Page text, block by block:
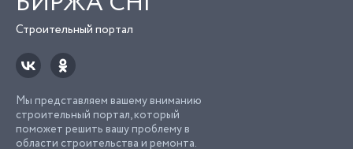
Строительный портал
Мы представляем вашему вниманию
строительный портал, который
поможет решить вашу проблему в
области строительства и ремонта.